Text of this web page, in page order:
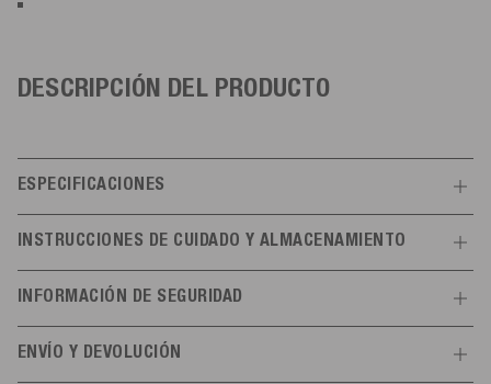
DESCRIPCIÓN DEL PRODUCTO
ESPECIFICACIONES
Color azul marino
INSTRUCCIONES DE CUIDADO Y ALMACENAMIENTO
No exponer a altas temperaturas (> 60 °C). Almacenar en un lugar
INFORMACIÓN DE SEGURIDAD
Instrucciones de uso
ENVÍO Y DEVOLUCIÓN